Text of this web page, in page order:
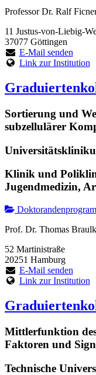
Professor Dr. Ralf
11 Justus-von-Liebig-
37077 Göttingen
E-Mail senden
Link zur Institution
Sortierung und
subzellulärer
Klinik und
Jugendmedizin,
Prof. Dr. Thomas
52 Martinistraße
20251 Hamburg
E-Mail senden
Link zur Institution
Mittlerfunktion
Faktoren und
Technische